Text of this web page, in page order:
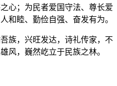
心；为民者爱国守法、尊长爱
和睦、勤俭自强、奋发有为。
族，兴旺发达，诗礼传家，不
风，巍然屹立于民族之林。